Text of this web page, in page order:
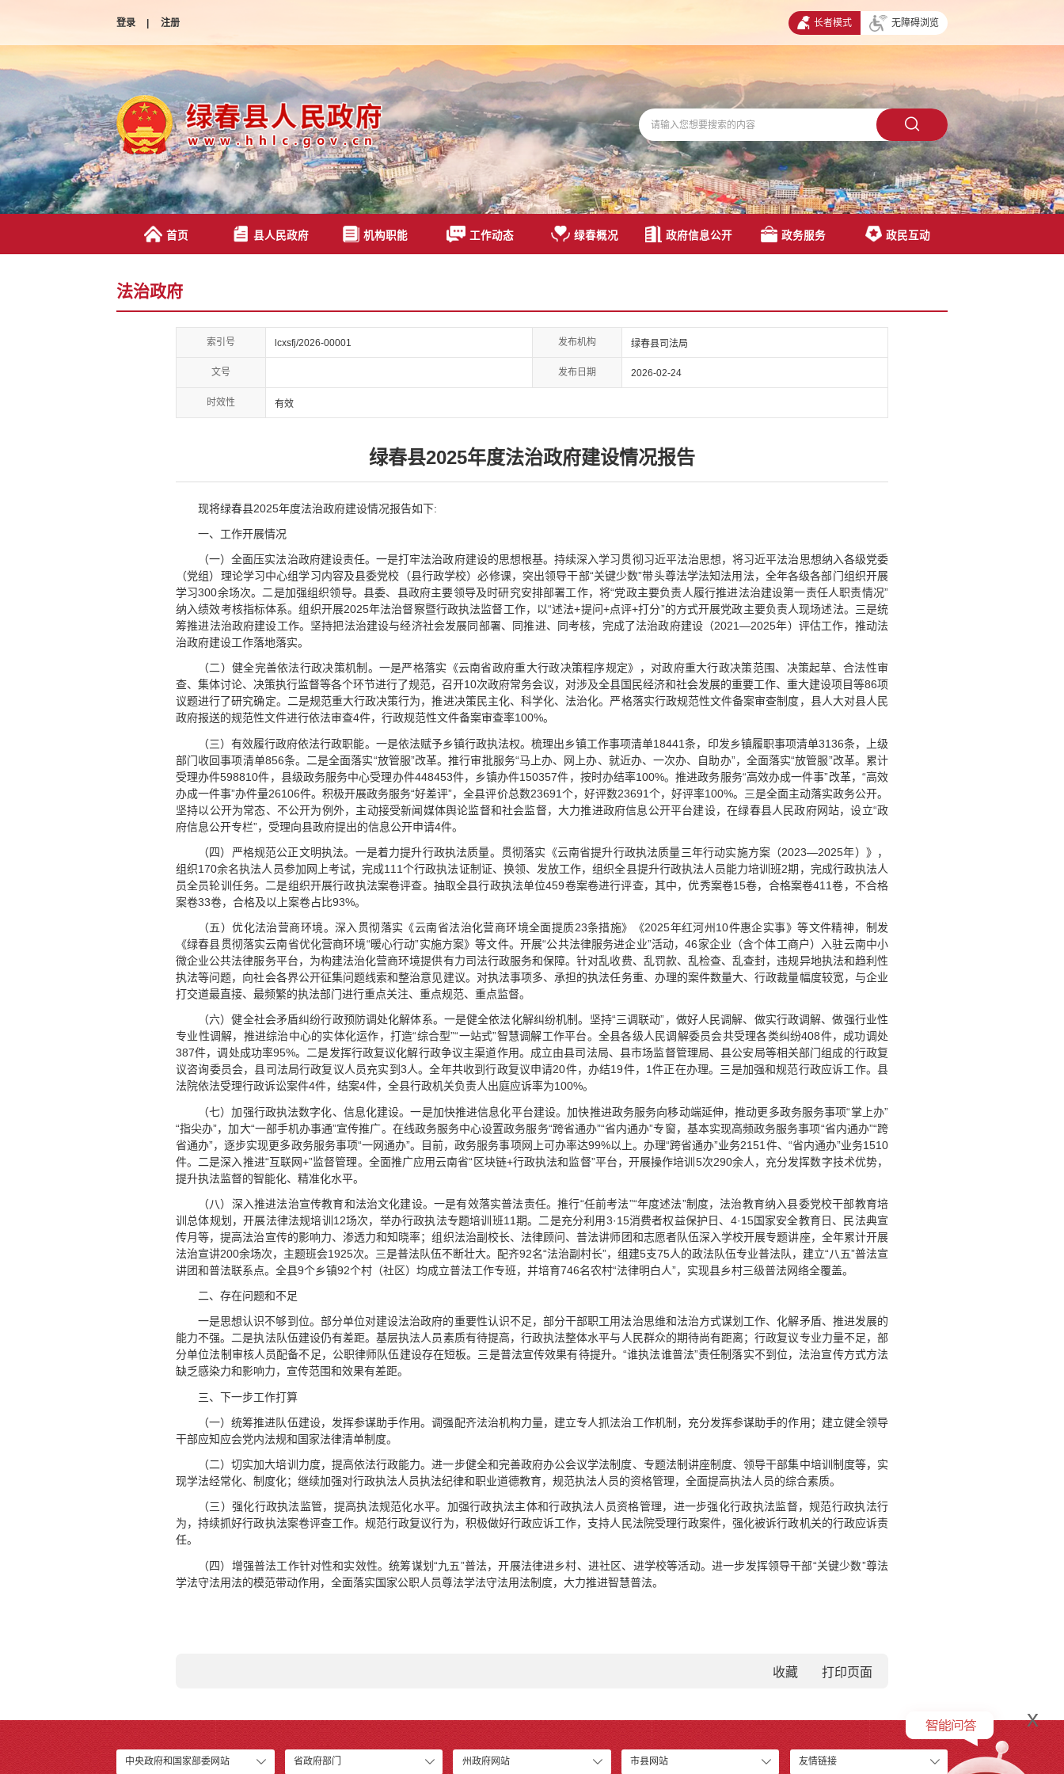
登录 | 注册 长者模式 无障碍浏览
首页 县人民政府 机构职能 工作动态 绿春概况 政府信息公开 政务服务 政民互动
法治政府
索引号 lcxsfj/2026-00001 发布机构 绿春县司法局
文号 发布日期 2026-02-24
时效性 有效
绿春县2025年度法治政府建设情况报告
现将绿春县2025年度法治政府建设情况报告如下:
一、工作开展情况
（一）全面压实法治政府建设责任。一是打牢法治政府建设的思想根基。持续深入学习贯彻习近平法治思想，将习近平法治思想纳入各级党委
（党组）理论学习中心组学习内容及县委党校（县行政学校）必修课，突出领导干部“关键少数”带头尊法学法知法用法，全年各级各部门组织开展
学习300余场次。二是加强组织领导。县委、县政府主要领导及时研究安排部署工作，将“党政主要负责人履行推进法治建设第一责任人职责情况”
纳入绩效考核指标体系。组织开展2025年法治督察暨行政执法监督工作，以“述法+提问+点评+打分”的方式开展党政主要负责人现场述法。三是统
筹推进法治政府建设工作。坚持把法治建设与经济社会发展同部署、同推进、同考核，完成了法治政府建设（2021—2025年）评估工作，推动法
治政府建设工作落地落实。
（二）健全完善依法行政决策机制。一是严格落实《云南省政府重大行政决策程序规定》，对政府重大行政决策范围、决策起草、合法性审
查、集体讨论、决策执行监督等各个环节进行了规范，召开10次政府常务会议，对涉及全县国民经济和社会发展的重要工作、重大建设项目等86项
议题进行了研究确定。二是规范重大行政决策行为，推进决策民主化、科学化、法治化。严格落实行政规范性文件备案审查制度，县人大对县人民
政府报送的规范性文件进行依法审查4件，行政规范性文件备案审查率100%。
（三）有效履行政府依法行政职能。一是依法赋予乡镇行政执法权。梳理出乡镇工作事项清单18441条，印发乡镇履职事项清单3136条，上级
部门收回事项清单856条。二是全面落实“放管服”改革。推行审批服务“马上办、网上办、就近办、一次办、自助办”，全面落实“放管服”改革。累计
受理办件598810件，县级政务服务中心受理办件448453件，乡镇办件150357件，按时办结率100%。推进政务服务“高效办成一件事”改革，“高效
办成一件事”办件量26106件。积极开展政务服务“好差评”，全县评价总数23691个，好评数23691个，好评率100%。三是全面主动落实政务公开。
坚持以公开为常态、不公开为例外，主动接受新闻媒体舆论监督和社会监督，大力推进政府信息公开平台建设，在绿春县人民政府网站，设立“政
府信息公开专栏”，受理向县政府提出的信息公开申请4件。
（四）严格规范公正文明执法。一是着力提升行政执法质量。贯彻落实《云南省提升行政执法质量三年行动实施方案（2023—2025年）》，
组织170余名执法人员参加网上考试，完成111个行政执法证制证、换领、发放工作，组织全县提升行政执法人员能力培训班2期，完成行政执法人
员全员轮训任务。二是组织开展行政执法案卷评查。抽取全县行政执法单位459卷案卷进行评查，其中，优秀案卷15卷，合格案卷411卷，不合格
案卷33卷，合格及以上案卷占比93%。
（五）优化法治营商环境。深入贯彻落实《云南省法治化营商环境全面提质23条措施》《2025年红河州10件惠企实事》等文件精神，制发
《绿春县贯彻落实云南省优化营商环境“暖心行动”实施方案》等文件。开展“公共法律服务进企业”活动，46家企业（含个体工商户）入驻云南中小
微企业公共法律服务平台，为构建法治化营商环境提供有力司法行政服务和保障。针对乱收费、乱罚款、乱检查、乱查封，违规异地执法和趋利性
执法等问题，向社会各界公开征集问题线索和整治意见建议。对执法事项多、承担的执法任务重、办理的案件数量大、行政裁量幅度较宽，与企业
打交道最直接、最频繁的执法部门进行重点关注、重点规范、重点监督。
（六）健全社会矛盾纠纷行政预防调处化解体系。一是健全依法化解纠纷机制。坚持“三调联动”，做好人民调解、做实行政调解、做强行业性
专业性调解，推进综治中心的实体化运作，打造“综合型”“一站式”智慧调解工作平台。全县各级人民调解委员会共受理各类纠纷408件，成功调处
387件，调处成功率95%。二是发挥行政复议化解行政争议主渠道作用。成立由县司法局、县市场监督管理局、县公安局等相关部门组成的行政复
议咨询委员会，县司法局行政复议人员充实到3人。全年共收到行政复议申请20件，办结19件，1件正在办理。三是加强和规范行政应诉工作。县
法院依法受理行政诉讼案件4件，结案4件，全县行政机关负责人出庭应诉率为100%。
（七）加强行政执法数字化、信息化建设。一是加快推进信息化平台建设。加快推进政务服务向移动端延伸，推动更多政务服务事项“掌上办”
“指尖办”，加大“一部手机办事通”宣传推广。在线政务服务中心设置政务服务“跨省通办”“省内通办”专窗，基本实现高频政务服务事项“省内通办”“跨
省通办”，逐步实现更多政务服务事项“一网通办”。目前，政务服务事项网上可办率达99%以上。办理“跨省通办”业务2151件、“省内通办”业务1510
件。二是深入推进“互联网+”监督管理。全面推广应用云南省“区块链+行政执法和监督”平台，开展操作培训5次290余人，充分发挥数字技术优势，
提升执法监督的智能化、精准化水平。
（八）深入推进法治宣传教育和法治文化建设。一是有效落实普法责任。推行“任前考法”“年度述法”制度，法治教育纳入县委党校干部教育培
训总体规划，开展法律法规培训12场次，举办行政执法专题培训班11期。二是充分利用3·15消费者权益保护日、4·15国家安全教育日、民法典宣
传月等，提高法治宣传的影响力、渗透力和知晓率；组织法治副校长、法律顾问、普法讲师团和志愿者队伍深入学校开展专题讲座，全年累计开展
法治宣讲200余场次，主题班会1925次。三是普法队伍不断壮大。配齐92名“法治副村长”，组建5支75人的政法队伍专业普法队，建立“八五”普法宣
讲团和普法联系点。全县9个乡镇92个村（社区）均成立普法工作专班，并培育746名农村“法律明白人”，实现县乡村三级普法网络全覆盖。
二、存在问题和不足
一是思想认识不够到位。部分单位对建设法治政府的重要性认识不足，部分干部职工用法治思维和法治方式谋划工作、化解矛盾、推进发展的
能力不强。二是执法队伍建设仍有差距。基层执法人员素质有待提高，行政执法整体水平与人民群众的期待尚有距离；行政复议专业力量不足，部
分单位法制审核人员配备不足，公职律师队伍建设存在短板。三是普法宣传效果有待提升。“谁执法谁普法”责任制落实不到位，法治宣传方式方法
缺乏感染力和影响力，宣传范围和效果有差距。
三、下一步工作打算
（一）统筹推进队伍建设，发挥参谋助手作用。调强配齐法治机构力量，建立专人抓法治工作机制，充分发挥参谋助手的作用；建立健全领导
干部应知应会党内法规和国家法律清单制度。
（二）切实加大培训力度，提高依法行政能力。进一步健全和完善政府办公会议学法制度、专题法制讲座制度、领导干部集中培训制度等，实
现学法经常化、制度化；继续加强对行政执法人员执法纪律和职业道德教育，规范执法人员的资格管理，全面提高执法人员的综合素质。
（三）强化行政执法监管，提高执法规范化水平。加强行政执法主体和行政执法人员资格管理，进一步强化行政执法监督，规范行政执法行
为，持续抓好行政执法案卷评查工作。规范行政复议行为，积极做好行政应诉工作，支持人民法院受理行政案件，强化被诉行政机关的行政应诉责
任。
（四）增强普法工作针对性和实效性。统筹谋划“九五”普法，开展法律进乡村、进社区、进学校等活动。进一步发挥领导干部“关键少数”尊法
学法守法用法的模范带动作用，全面落实国家公职人员尊法学法守法用法制度，大力推进智慧普法。
收藏
中央政府和国家部委网站 省政府部门 州政府网站 市县网站 友情链接
x